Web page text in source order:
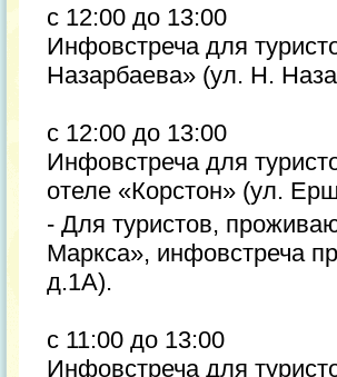
с 12:00 до 13:00
Инфовстреча для
Назарбаева» (ул. Н.
с 12:00 до 13:00
Инфовстреча для
отеле «Корстон» (ул.
- Для туристов,
Маркса», инфовстреча
д.1А).
с 11:00 до 13:00
Инфовстреча для